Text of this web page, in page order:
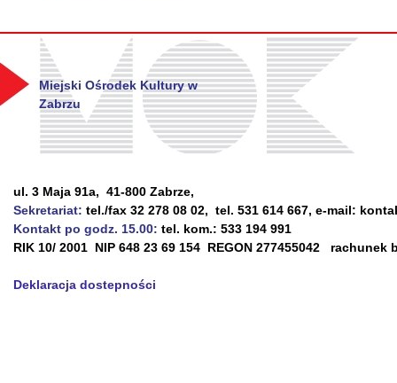
Miejski Ośrodek Kultury w
Zabrzu
ul. 3 Maja 91a, 41-800 Zabrze,
Sekretariat: tel./fax 32 278 08 02, tel. 531 614 667, e-mail:
Kontakt po godz. 15.00: tel. kom.: 533 194 991
RIK 10/ 2001 NIP 648 23 69 154 REGON 277455042 rachunek
Deklaracja dostepności